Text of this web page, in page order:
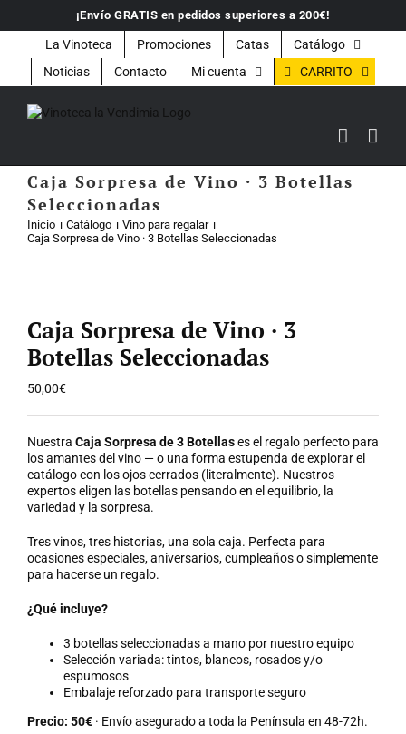
contenido
¡Envío GRATIS en pedidos superiores a 200€!
La Vinoteca Promociones Catas
Catálogo
Noticias
Contacto Mi cuenta CARRITO
Caja Sorpresa de Vino · 3 Botellas
Seleccionadas
Inicio Catálogo
Vino para regalar
Caja Sorpresa de Vino · 3 Botellas Seleccionadas
Caja Sorpresa de Vino · 3
Botellas Seleccionadas
50,00€
Nuestra Caja Sorpresa de 3 Botellases el regalo perfecto para
los amantes del vino — o una forma estupenda de explorar el
catálogo con los ojos cerrados (literalmente). Nuestros
expertos eligen las botellas pensando en el equilibrio, la
variedad y la sorpresa.
Tres vinos, tres historias, una sola caja. Perfecta para
ocasiones especiales, aniversarios, cumpleaños o simplemente
para hacerse un regalo.
¿Qué incluye?
3 botellas seleccionadas a mano por nuestro equipo
Selección variada: tintos, blancos, rosados y/o
espumosos
Embalaje reforzado para transporte seguro
Precio: 50€ · Envío asegurado a toda la Península en 48-72h.